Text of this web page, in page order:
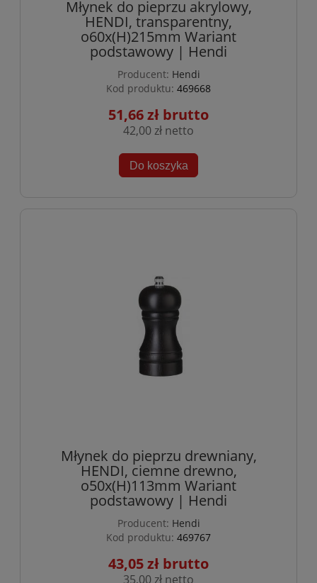
Młynek do pieprzu akrylowy,
HENDI, transparentny,
o60x(H)215mm Wariant
podstawowy | Hendi
Producent: Hendi
Kod produktu: 469668
51,66 zł
42,00 zł
Do koszyka
Młynek do pieprzu drewniany,
HENDI, ciemne drewno,
o50x(H)113mm Wariant
podstawowy | Hendi
Producent: Hendi
Kod produktu: 469767
43,05 zł
35,00 zł